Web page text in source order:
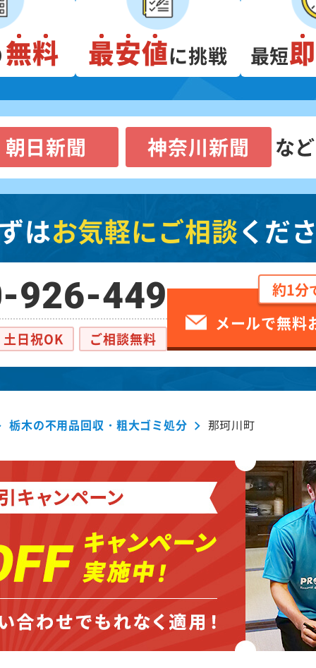
無料 最安値に挑戦 最短
朝日新聞 神奈川新聞 な
はお気軽にご相談くだ
926-449
土日祝OK ご相談無料
約1分
メールで無料
栃木の不用品回収・粗大ゴミ処分 那珂川町